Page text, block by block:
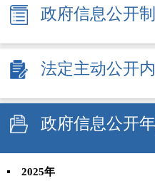
政府信息公开
法定主动公开
政府信息公开
2025年